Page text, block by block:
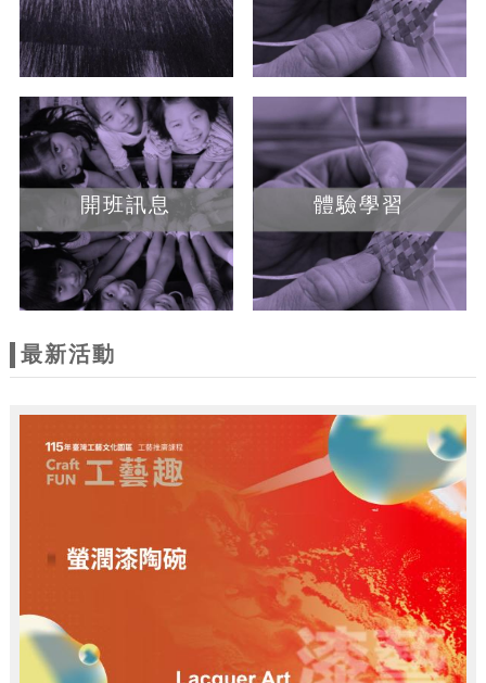
開班訊息 體驗學習
最新活動